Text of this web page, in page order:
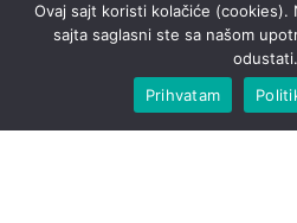
Ovaj sajt koristi kolačiće (cookies).
sajta saglasni ste sa našom
odustati.
Prihvatam